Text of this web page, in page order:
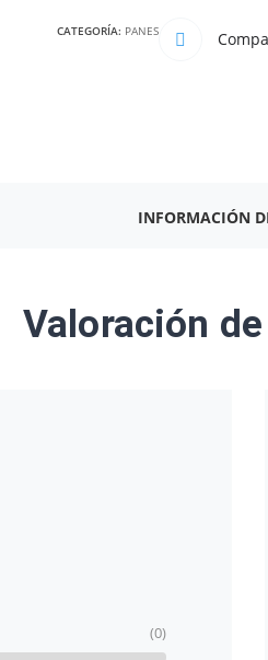
CATEGORÍA: PANES
INFORMACIÓN
Valoración
(0)